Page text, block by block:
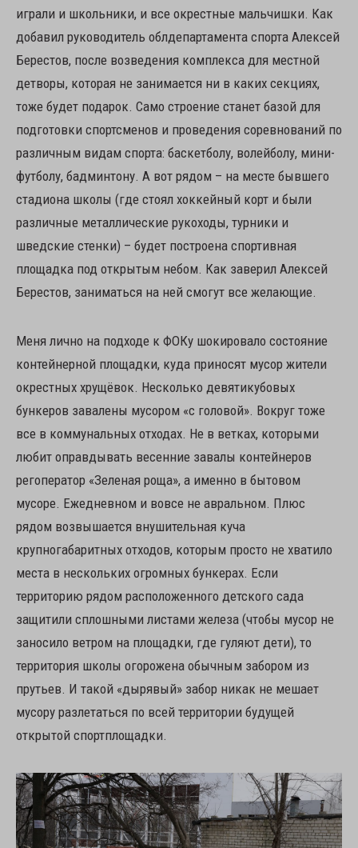
играли и школьники, и все окрестные мальчишки. Как
добавил руководитель облдепартамента спорта Алексей
Берестов, после возведения комплекса для местной
детворы, которая не занимается ни в каких секциях,
тоже будет подарок. Само строение станет базой для
подготовки спортсменов и проведения соревнований по
различным видам спорта: баскетболу, волейболу, мини-
футболу, бадминтону. А вот рядом – на месте бывшего
стадиона школы (где стоял хоккейный корт и были
различные металлические рукоходы, турники и
шведские стенки) – будет построена спортивная
площадка под открытым небом. Как заверил Алексей
Берестов, заниматься на ней смогут все желающие.
Меня лично на подходе к ФОКу шокировало состояние
контейнерной площадки, куда приносят мусор жители
окрестных хрущёвок. Несколько девятикубовых
бункеров завалены мусором «с головой». Вокруг тоже
все в коммунальных отходах. Не в ветках, которыми
любит оправдывать весенние завалы контейнеров
регоператор «Зеленая роща», а именно в бытовом
мусоре. Ежедневном и вовсе не авральном. Плюс
рядом возвышается внушительная куча
крупногабаритных отходов, которым просто не хватило
места в нескольких огромных бункерах. Если
территорию рядом расположенного детского сада
защитили сплошными листами железа (чтобы мусор не
заносило ветром на площадки, где гуляют дети), то
территория школы огорожена обычным забором из
прутьев. И такой «дырявый» забор никак не мешает
мусору разлетаться по всей территории будущей
открытой спортплощадки.